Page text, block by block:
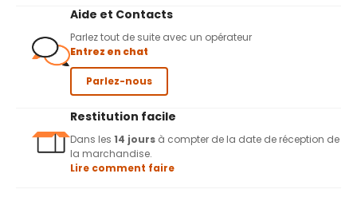
Aide et Contacts
Parlez tout de suite avec un opérateur
Entrez en chat
Parlez-nous
Restitution facile
Dans les 14 jours à compter de la date de réception de
la marchandise.
Lire comment faire